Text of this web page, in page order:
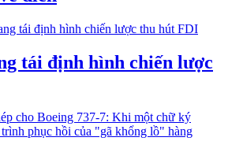
tái định hình chiến lược